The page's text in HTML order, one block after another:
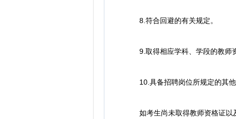
8.符合回避的有关规定。
9.取得相应学科、学段的教师资
10.具备招聘岗位所规定的其他
如考生尚未取得教师资格证以及